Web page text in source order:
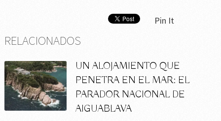
Pin It
RELACIONADOS
UN ALOJAMIENTO QUE
PENETRA EN EL MAR: EL
PARADOR NACIONAL DE
AIGUABLAVA